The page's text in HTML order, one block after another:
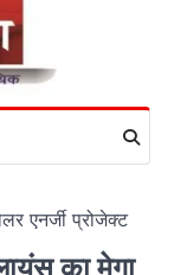
एनर्जी प्रोजेक्ट